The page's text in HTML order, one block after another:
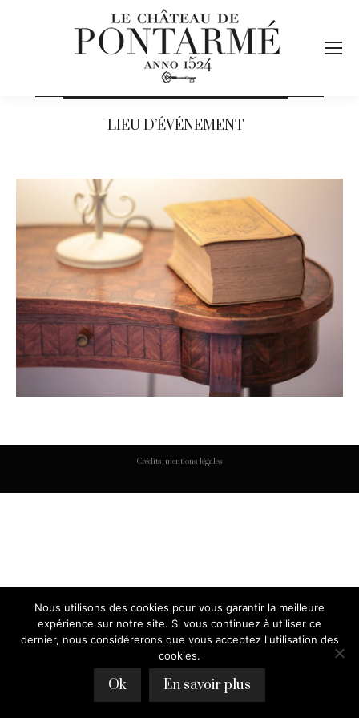
LIEU D’ÉVÉNEMENT
Crédits, mentions légales
Nous utilisons des cookies pour vous garantir la meilleure
expérience sur notre site. Si vous continuez à utiliser ce
dernier, nous considérerons que vous acceptez l'utilisation des
cookies.
Ok En savoir plus